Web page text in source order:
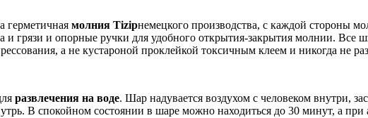
герметичная молния Tizipнемецкого производства, с каждой стороны
и грязи и опорные ручки для удобного открытия-закрытия молнии. Все
а не кустароной проклейкой токсичным клеем и никогда не
развлечения на воде. Шар надувается воздухом с человеком внутри,
В спокойном состоянии в шаре можно находиться до 30 минут, а при